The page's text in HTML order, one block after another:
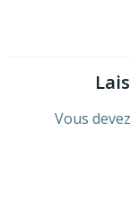
Vous devez